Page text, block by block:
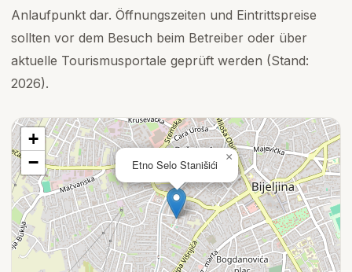
Anlaufpunkt dar. Öffnungszeiten und Eintrittspreise
sollten vor dem Besuch beim Betreiber oder über
aktuelle Tourismusportale geprüft werden (Stand:
2026).
Etno Selo Stanišići
×
+
−